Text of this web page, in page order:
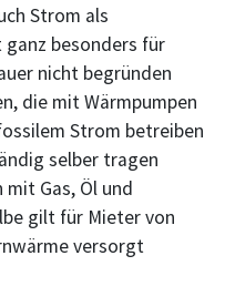
Strom als
besonders für
nicht begründen
die mit Wärmpumpen
Strom betreiben
selber tragen
Gas, Öl und
gilt für Mieter von
versorgt